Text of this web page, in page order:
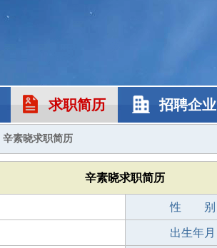
求职简历 招聘企业
辛素晓求职简历
辛素晓求职简历
性 别
出生年月